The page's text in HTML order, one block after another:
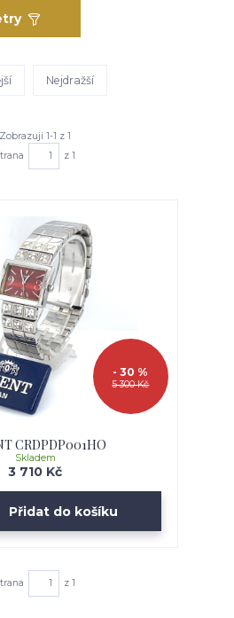
Nejdražší
Zobrazuji 1-1 z 1
z 1
5 300 Kč
- 30 %
CRDPDP001HO
3 710 Kč
Skladem
Přidat do košíku
z 1